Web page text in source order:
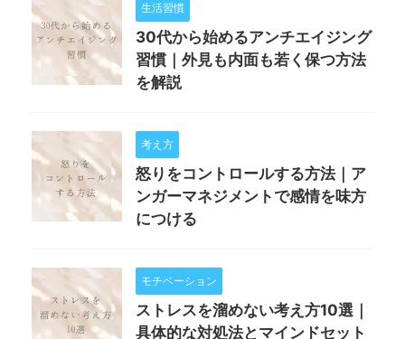
生活習慣
30代から始めるアンチエイジング
習慣｜外見も内面も若く保つ方法
を解説
考え方
怒りをコントロールする方法｜ア
ンガーマネジメントで感情を味方
につける
モチベーション
ストレスを溜めない考え方10選｜
具体的な対処法とマインドセット